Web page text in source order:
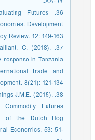
Futures
Development
Review. 12: 149-163..
C. (2018).
response in Tanzania
trade and
8(21): 121-134..
J.M.E. (2015).
Futures
of the Dutch Hog
Economics. 53: 51-